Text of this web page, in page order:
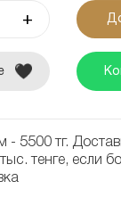
+
- 5500 тг.
тенге, если